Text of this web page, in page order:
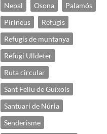
Nepal
Osona
Palamós
Pirineus
Refugis
Refugis de muntanya
Refugi Ulldeter
Ruta circular
Sant Feliu de Guíxols
Santuari de Núria
Senderisme